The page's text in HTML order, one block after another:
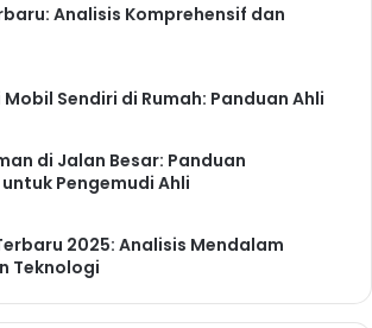
Analisis Komprehensif dan
Sendiri di Rumah: Panduan Ahli
di Jalan Besar: Panduan
Pengemudi Ahli
2025: Analisis Mendalam
Teknologi